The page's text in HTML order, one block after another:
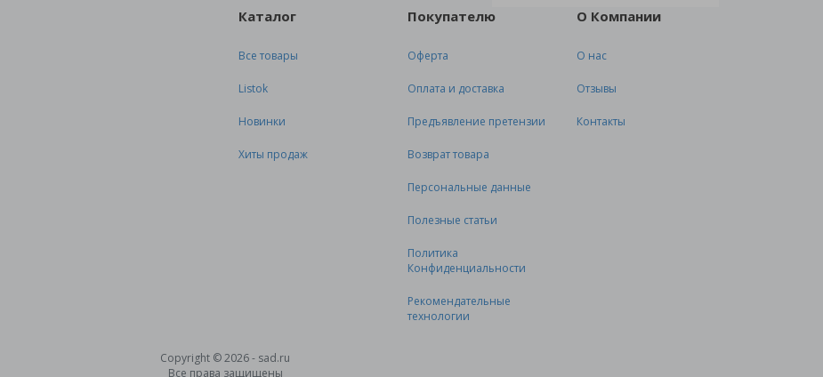
Каталог
Все товары
Listok
Новинки
Хиты продаж
Покупателю
Оферта
Оплата и доставка
Предъявление претензии
Возврат товара
Персональные данные
Полезные статьи
Политика
Конфиденциальности
Рекомендательные
технологии
О Компании
О нас
Отзывы
Контакты
Copyright © 2026 - sad.ru
Все права защищены